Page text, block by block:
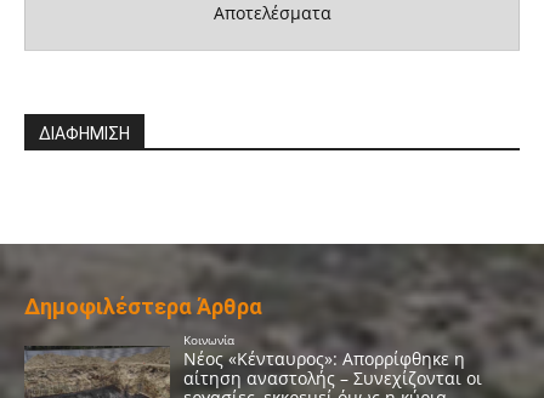
Αποτελέσματα
ΔΙΑΦΗΜΙΣΗ
Δημοφιλέστερα Άρθρα